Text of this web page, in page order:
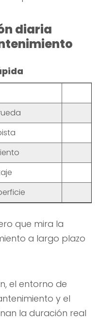
diaria
que mira la
a largo plazo
el entorno de
y el
la duración real